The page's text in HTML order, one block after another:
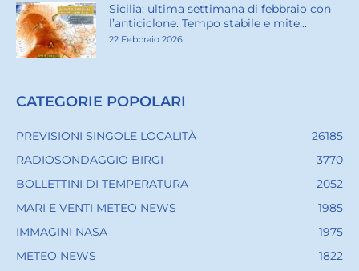
Sicilia: ultima settimana di febbraio con
l’anticiclone. Tempo stabile e mite...
22 Febbraio 2026
CATEGORIE POPOLARI
PREVISIONI SINGOLE LOCALITÀ
26185
RADIOSONDAGGIO BIRGI
3770
BOLLETTINI DI TEMPERATURA
2052
MARI E VENTI METEO NEWS
1985
IMMAGINI NASA
1975
METEO NEWS
1822